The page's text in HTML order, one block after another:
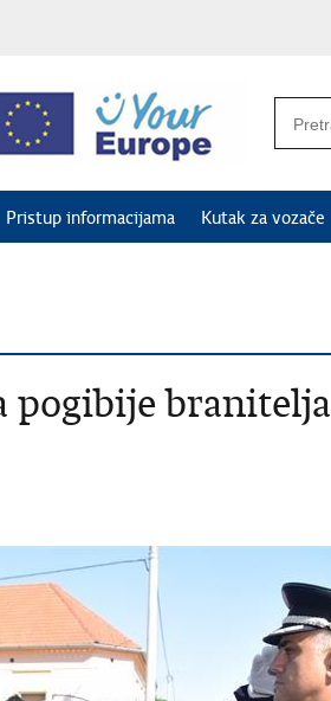
Pristup informacijama Kutak za vozače
pogibije branitelja